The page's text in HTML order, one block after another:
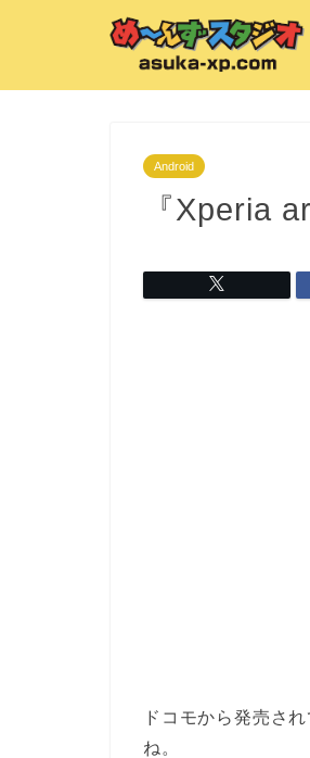
Android
『Xperia
ドコモから発売さ
ね。